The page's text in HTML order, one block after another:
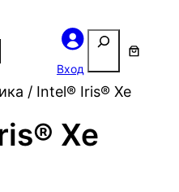
Вход
Поиск
/ Intel® Iris® Xe
Xe